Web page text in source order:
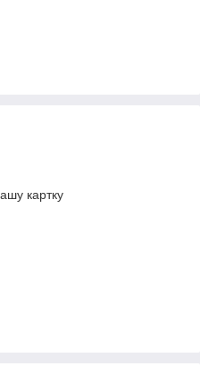
картку